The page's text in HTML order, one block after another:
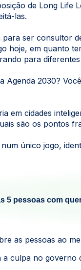
de Long Life
las.
para ser consultor
hoje, em quanto
para
Agenda 2030?
em cidades
são os pontos
único jogo,
5 pessoas com
as pessoas ao
a culpa no